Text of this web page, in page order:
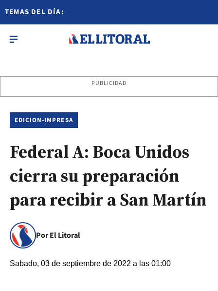
TEMAS DEL DÍA:
PUBLICIDAD
EDICION-IMPRESA
Federal A: Boca Unidos
cierra su preparación
para recibir a San Martín
Por El Litoral
Sabado, 03 de septiembre de 2022 a las 01:00